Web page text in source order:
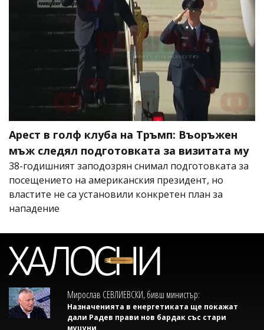
Арест в голф клуба на Тръмп: Въоръжен
мъж следял подготовката за визитата му
38-годишният заподозрян снимал подготовката за
посещението на американския президент, но
властите не са установили конкретен план за
нападение
Мирослав СЕВЛИЕВСКИ, бивш министър:
Назначенията в енергетиката ще покажат
дали Радев прави нов бардак със стари
муцуни